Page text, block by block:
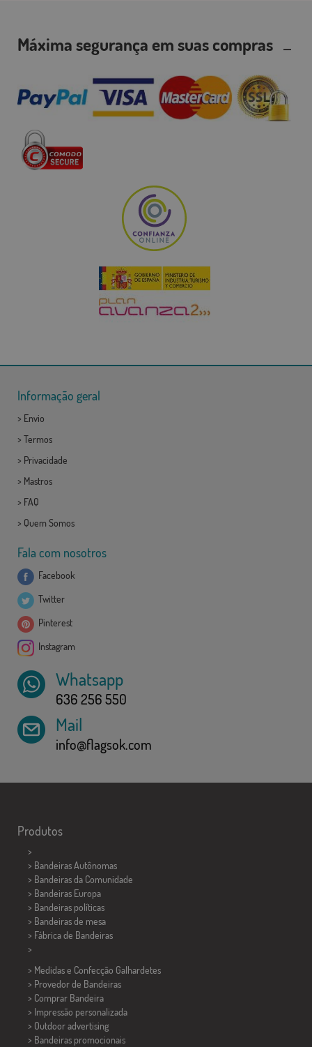
Máxima segurança em suas compras
Informação geral
> Envio
> Termos
> Privacidade
> Mastros
> FAQ
> Quem Somos
Fala com nosotros
Facebook
Twitter
Pinterest
Instagram
Whatsapp
636 256 550
Mail
info@flagsok.com
Produtos
>
> Bandeiras Autônomas
> Bandeiras da Comunidade
> Bandeiras Europa
> Bandeiras políticas
> Bandeiras de mesa
> Fábrica de Bandeiras
>
> Medidas e Confecção Galhardetes
> Provedor de Bandeiras
> Comprar Bandeira
> Impressão personalizada
> Outdoor advertising
> Bandeiras promocionais